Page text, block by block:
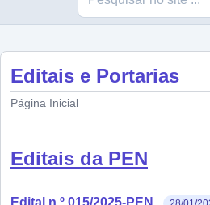
Editais e Portarias
Página Inicial
Editais da PEN
Edital n.º 015/2025-PEN